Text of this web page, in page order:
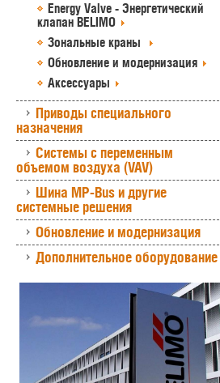
Energy Valve - Энергетический
клапан BELIMO
Зональные краны
Обновление и модернизация
Аксессуары
Приводы специального
назначения
Системы с переменным
объемом воздуха (VAV)
Шина MP-Bus и другие
системные решения
Обновление и модернизация
Дополнительное оборудование